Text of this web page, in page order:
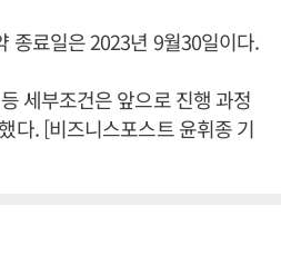
종료일은 2023년 9월30일이다.
세부조건은 앞으로 진행 과정
다. [비즈니스포스트 윤휘종 기